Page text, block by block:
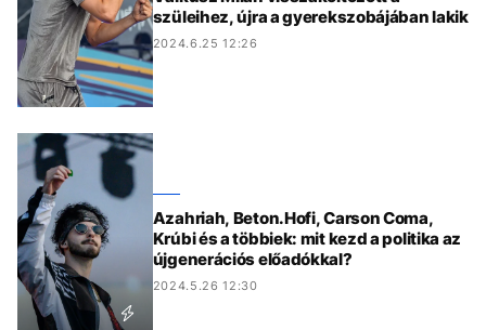
szüleihez, újra a gyerekszobájában lakik
2024.6.25 12:26
Azahriah, Beton.Hofi, Carson Coma,
Krúbi és a többiek: mit kezd a politika az
újgenerációs előadókkal?
2024.5.26 12:30